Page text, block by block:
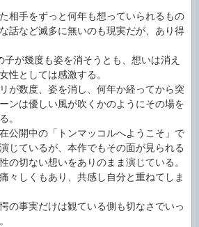
相手をずっと何年も想っていられるもの
話など滅多に無いのも現実だが、あり得
が幾度も姿を消そうとも、想いは消え
性としては感激する。
が数度、姿を消し、何年か経ってから突
ンは優しい風が吹くかのようにその場を
。
公開中の「トンマッコルへようこそ」で
じているが、本作でもその面が見られる
の切ない想いをありのまま演じている。
々しくもあり、共感し自分と重ねてしま
の事実だけは観ている側も切なさでいっ